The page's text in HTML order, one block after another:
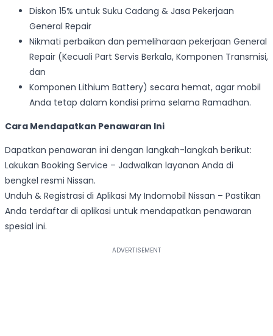
Diskon 15% untuk Suku Cadang & Jasa Pekerjaan
General Repair
Nikmati perbaikan dan pemeliharaan pekerjaan General
Repair (Kecuali Part Servis Berkala, Komponen Transmisi,
dan
Komponen Lithium Battery) secara hemat, agar mobil
Anda tetap dalam kondisi prima selama Ramadhan.
Cara Mendapatkan Penawaran Ini
Dapatkan penawaran ini dengan langkah-langkah berikut:
Lakukan Booking Service – Jadwalkan layanan Anda di
bengkel resmi Nissan.
Unduh & Registrasi di Aplikasi My Indomobil Nissan – Pastikan
Anda terdaftar di aplikasi untuk mendapatkan penawaran
spesial ini.